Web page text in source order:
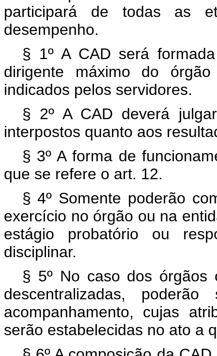
participará de todas as
desempenho.
§ 1º A CAD será
dirigente máximo do
indicados pelos servidores.
§ 2º A CAD deverá
interpostos quanto aos
§ 3º A forma de
que se refere o art. 12.
§ 4º Somente poderão
exercício no órgão ou na
estágio probatório ou
disciplinar.
§ 5º No caso dos órgãos
descentralizadas,
acompanhamento, cujas
serão estabelecidas no ato a